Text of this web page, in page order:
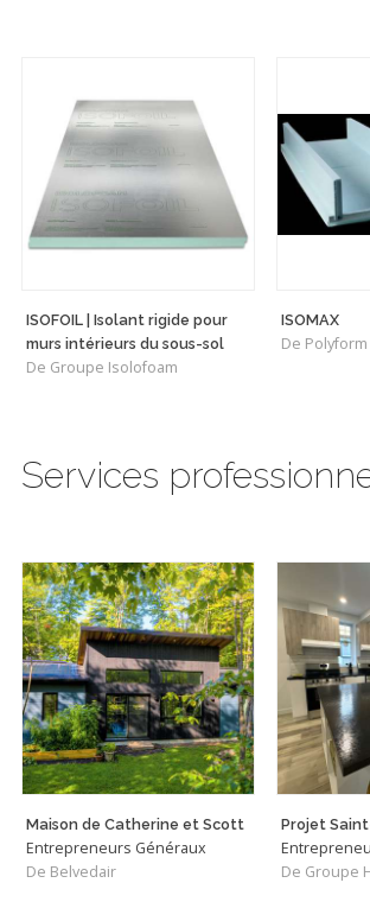
ISOFOIL | Isolant rigide pour
murs intérieurs du sous-sol
De Groupe Isolofoam
ISOMAX
De Polyform
Services
Maison de Catherine et Scott
Entrepreneurs Généraux
De Belvedair
Projet
De Groupe